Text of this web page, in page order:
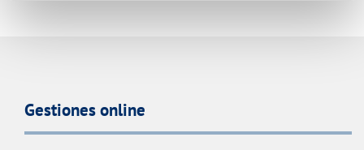
Gestiones online